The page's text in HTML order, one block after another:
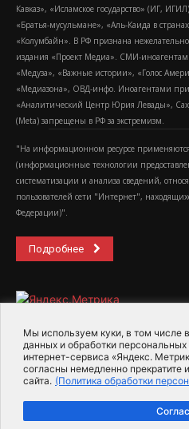
Мы используем куки, в том числе
данных и обработки
интернет-сервиса «Яндекс.
согласны немедленно прекратите
сайта. (Политика обработки
Кавказ», «Исламское государство» (ИГ,
«Братья-мусульмане», «Аль-Каида в
«Колумбайн». В РФ признана
издания «Проект Медиа». СМИ-
«Медуза», «Важные истории», «Голос
«Медиазона», ОВД-инфо. Иноагентами
«Аналитический Центр Юрия Левады»,
(Metа) запрещены в РФ за экстремизм.
"На информационном ресурсе
(информационные технологии
систематизации и анализа сведений,
пользователей сети "Интернет",
Федерации)".
Подробнее
2015-2026- Информационное
Для справки Об издании
Политика обработки